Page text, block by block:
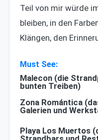
Teil von mir würde
bleiben, in den
Klängen, den
Malecon (die
bunten Treiben)
Zona Romántica
Galerien und
Playa Los Muertos